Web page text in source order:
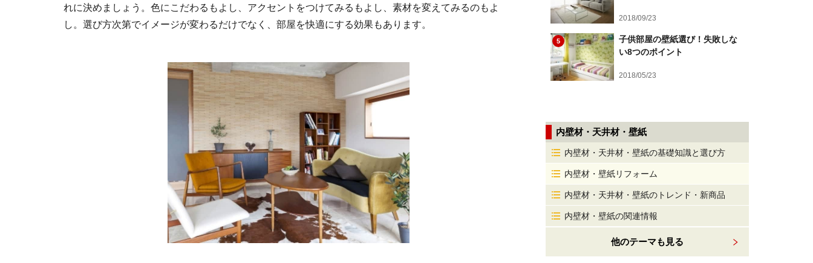
れに決めましょう。色にこだわるもよし、アクセントをつけてみるもよし、素材を変えてみるのもよ
し。選び方次第でイメージが変わるだけでなく、部屋を快適にする効果もあります。
2018/09/23
5
子供部屋の壁紙選び！失敗しな
い8つのポイント
2018/05/23
内壁材・天井材・壁紙
内壁材・天井材・壁紙の基礎知識と選び方
内壁材・壁紙リフォーム
内壁材・天井材・壁紙のトレンド・新商品
内壁材・壁紙の関連情報
他のテーマも見る